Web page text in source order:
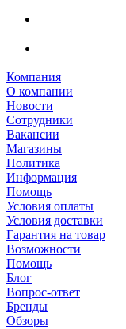
Компания
О компании
Новости
Сотрудники
Вакансии
Магазины
Политика
Информация
Помощь
Условия оплаты
Условия доставки
Гарантия на товар
Возможности
Помощь
Блог
Вопрос-ответ
Бренды
Обзоры